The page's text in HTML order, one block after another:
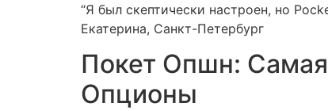
“Я был скептически настроен, но
Екатерина, Санкт-Петербург
Покет Опшн: Самая
Опционы